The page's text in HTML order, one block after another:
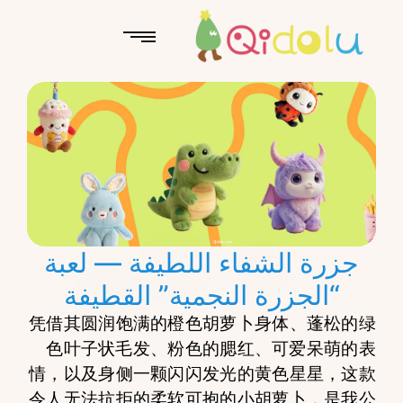
جزرة الشفاء اللطيفة — لعبة
“الجزرة النجمية” القطيفة
凭借其圆润饱满的橙色胡萝卜身体、蓬松的绿
色叶子状毛发、粉色的腮红、可爱呆萌的表
情，以及身侧一颗闪闪发光的黄色星星，这款
令人无法抗拒的柔软可抱的小胡萝卜，是我公